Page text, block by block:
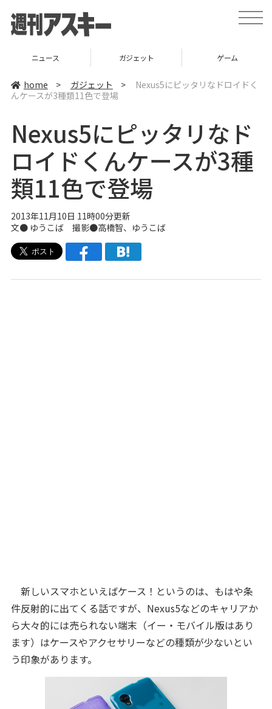
t
o
v
n
ニュース ガジェット ゲーム
home > ガジェット >
Nexus5にピッタリなドロイドく
んケースが3種類11色で登場
Nexus5にピッタリなド
ロイドくんケースが3種
類11色で登場
2013年11月10日 11時00分更新
文● ゆうこば撮影●高橋智、 ゆうこば
新しいスマホといえばケース！というのは、もはや条
件反射的に出てくる話ですが、Nexus5などのキャリアか
ら大々的には売られない端末（イー・モバイル版はあり
ます）はケースやアクセサリーなどの種類が少ないとい
う印象があります。